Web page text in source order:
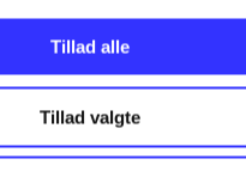
Tillad alle
Tillad valgte
fordelt på udgivelser